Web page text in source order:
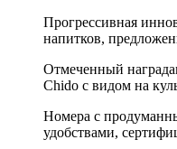
Прогрессивная
напитков,
Отмеченный
Chido с видом на
Номера с
удобствами,